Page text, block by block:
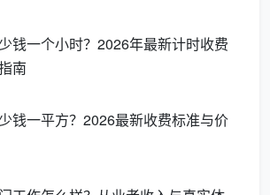
流程”。从办公桌椅、电子设备、空调
404]。专业的 办公室保洁外包
的区域，更注重茶水间、卫生间等高
钱一个小时？2026年最新计时收费
南
钱一平方？2026最新收费标准与价